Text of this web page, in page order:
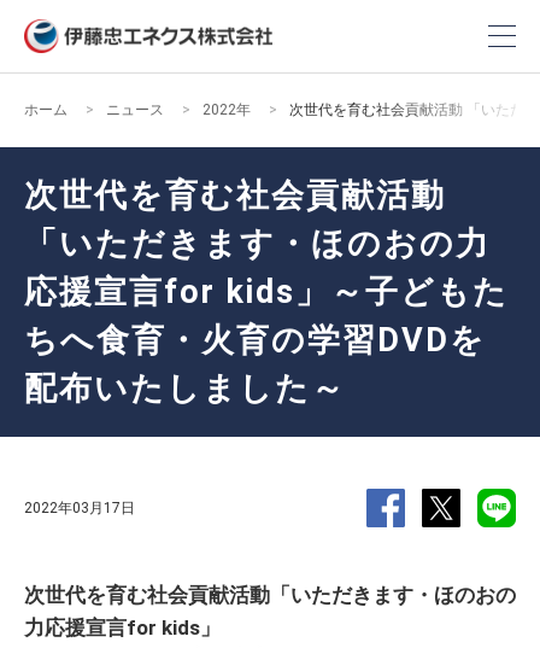
ホーム ニュース 2022年 次世代を育む社会貢献活動 「いただ
次世代を育む社会貢献活動
「いただきます・ほのおの力
応援宣言for kids」～子どもた
ちへ食育・火育の学習DVDを
配布いたしました～
2022年03月17日
次世代を育む社会貢献活動「いただきます・ほのおの
力応援宣言for kids」